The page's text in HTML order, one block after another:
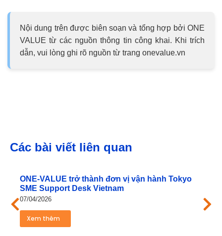
Nội dung trên được biên soạn và tổng hợp bởi ONE
VALUE từ các nguồn thông tin công khai. Khi trích
dẫn, vui lòng ghi rõ nguồn từ trang onevalue.vn
Các bài viết liên quan
ONE‑VALUE trở thành đơn vị vận hành Tokyo
SME Support Desk Vietnam
07/04/2026
Xem thêm